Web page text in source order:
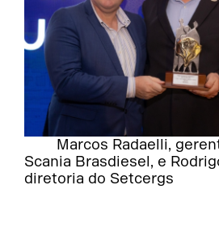
Marcos Radaelli,
Scania Brasdiesel, e
diretoria do Setcergs